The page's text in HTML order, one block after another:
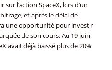
l’action SpaceX, lors d’un
et après le délai de
une opportunité pour investir
de son cours. Au 19 juin
avait déjà baissé plus de 20%